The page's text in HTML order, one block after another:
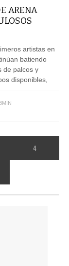
ARENA
artistas en
batiendo
de palcos y
disponibles,
4